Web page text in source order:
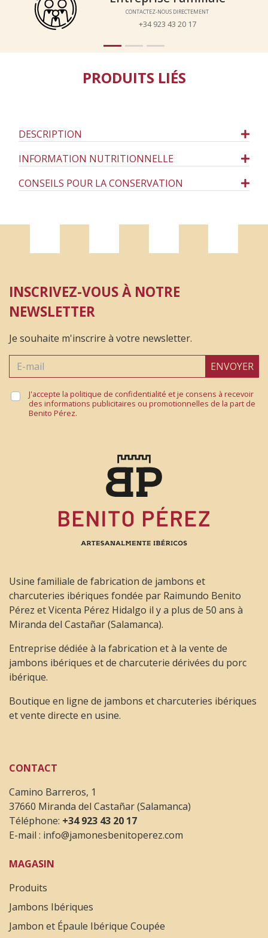
CONTACTEZ-NOUS DIRECTEMENT
+34 923 43 20 17
CONTACTEZ-NOUS DIRECTEMENT
+34 923 43 20 17
PRODUITS LIÉS
DESCRIPTION
INFORMATION NUTRITIONNELLE
CONSEILS POUR LA CONSERVATION
INSCRIVEZ-VOUS À NOTRE
NEWSLETTER
Je souhaite m'inscrire à votre newsletter.
ENVOYER
J'accepte la politique de confidentialité et je consens à recevoir
des informations publicitaires ou promotionnelles de la part de
Benito Pérez.
Usine familiale de fabrication de jambons et
charcuteries ibériques fondée par Raimundo Benito
Pérez et Vicenta Pérez Hidalgo il y a plus de 50 ans à
Miranda del Castañar (Salamanca).
Entreprise dédiée à la fabrication et à la vente de
jambons ibériques et de charcuterie dérivées du porc
ibérique.
Boutique en ligne de jambons et charcuteries ibériques
et vente directe en usine.
CONTACT
Camino Barreros, 1
37660 Miranda del Castañar (Salamanca)
Téléphone: +34 923 43 20 17
E-mail : info@jamonesbenitoperez.com
MAGASIN
Produits
Jambons Ibériques
Jambon et Épaule Ibérique Coupée